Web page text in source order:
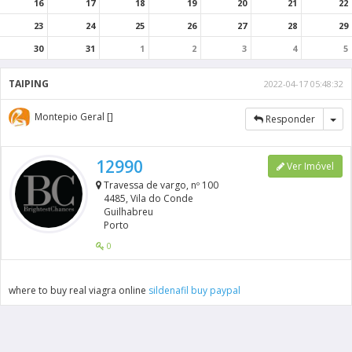
16
17 18 19 20 21
22
23
24 25 26 27 28
29
30
31 1 2 3 4 5
TAIPING 2022-04-17 05:48:32
Montepio Geral [] Responder
12990
Travessa de vargo, nº 100
4485, Vila do Conde
Guilhabreu
Porto
0
Ver Imóvel
where to buy real viagra online sildenafil buy paypal